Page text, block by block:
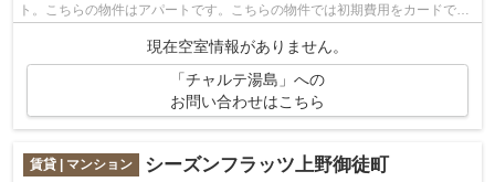
ト。こちらの物件はアパートです。こちらの物件では初期費用をカードでお
支払いいただけます。外観タイル張りの...
現在空室情報がありません。
「チャルテ湯島」への
お問い合わせはこちら
賃貸 | マンション シーズンフラッツ上野御徒町